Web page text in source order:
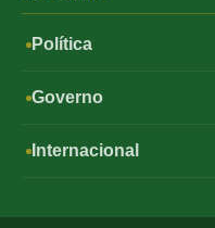
Política
Governo
Internacional